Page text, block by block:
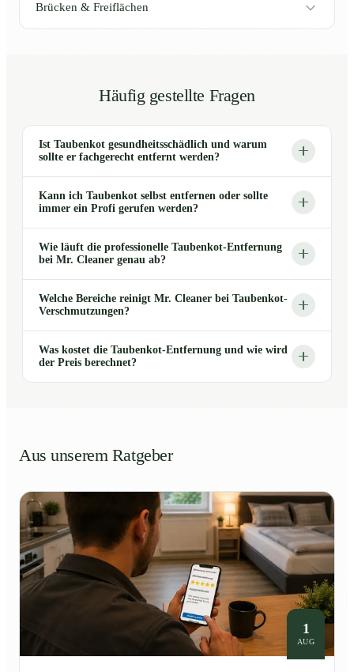
Brücken & Freiflächen
Häufig gestellte Fragen
Ist Taubenkot gesundheitsschädlich und warum
sollte er fachgerecht entfernt werden?
Kann ich Taubenkot selbst entfernen oder sollte
immer ein Profi gerufen werden?
Wie läuft die professionelle Taubenkot-Entfernung
bei Mr. Cleaner genau ab?
Welche Bereiche reinigt Mr. Cleaner bei Taubenkot-
Verschmutzungen?
Was kostet die Taubenkot-Entfernung und wie wird
der Preis berechnet?
Aus unserem Ratgeber
1
AUG